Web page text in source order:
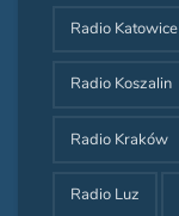
Radio Katowice
Radio Koszalin
Radio Kraków
Radio Luz